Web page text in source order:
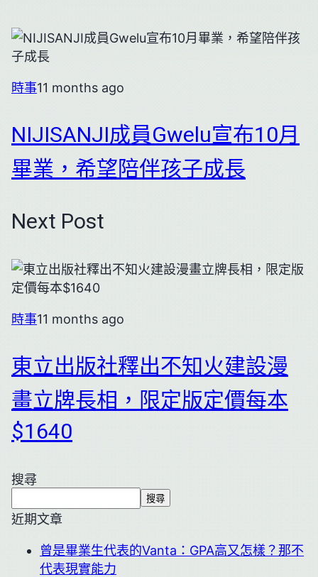
時事11 months ago
NIJISANJI成員Gwelu宣布10月
畢業，希望陪伴孩子成長
Next Post
時事11 months ago
東立出版社釋出不知火建設漫
畫立牌長相，限定版定價每本
$1640
搜尋
搜尋
近期文章
曾是畢業生代表的Vanta：GPA高又怎樣？那不
代表現實能力